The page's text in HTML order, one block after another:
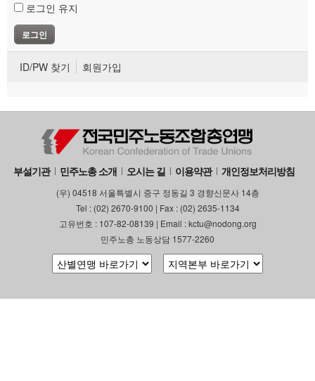
로그인 유지
ID/PW 찾기 회원가입
부설기관 민주노총 소개 오시는 길 이용약관 개인정보처리방침
(우) 04518 서울특별시 중구 정동길 3 경향신문사 14층
Tel : (02) 2670-9100 | Fax : (02) 2635-1134
고유번호 : 107-82-08139 | Email : kctu@nodong.org
민주노총 노동상담 1577-2260